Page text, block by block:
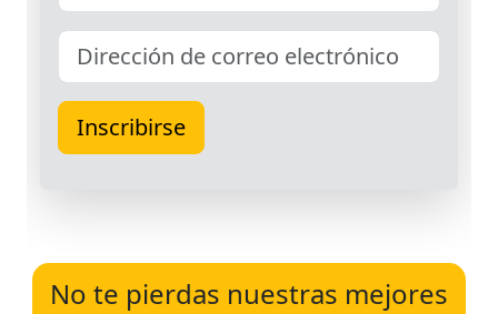
No te pierdas nuestras mejores